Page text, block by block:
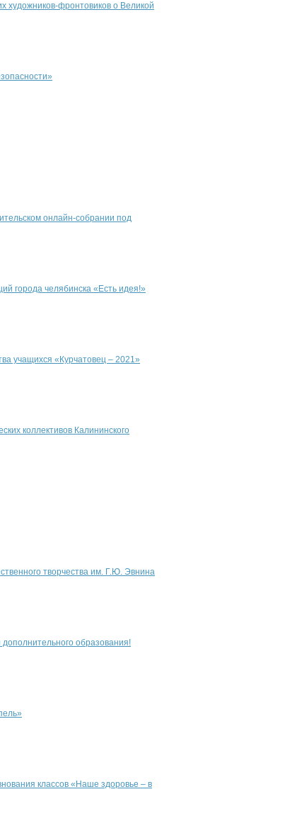
художников-фронтовиков о Великой
онлайн-собрании под
города челябинска «Есть идея!»
учащихся «Курчатовец – 2021»
коллективов Калининского
творчества им. Г.Ю. Эвнина
образования!
классов «Наше здоровье – в